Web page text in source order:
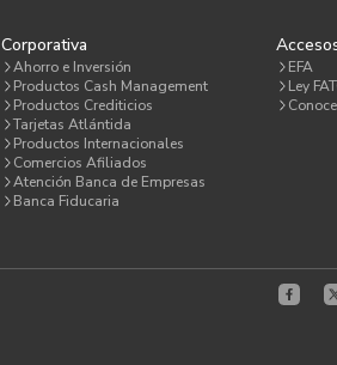
Corporativa
Ahorro e Inversión
Productos Cash Management
Productos Crediticios
Tarjetas Atlántida
Productos Internacionales
Comercios Afiliados
Atención Banca de Empresas
Banca Fiducaria
EFA
Ley